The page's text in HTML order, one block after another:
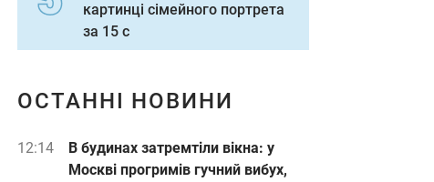
картинці сімейного портрета
за 15 с
ОСТАННІ НОВИНИ
12:14
В будинах затремтіли вікна: у
Москві прогримів гучний вибух,